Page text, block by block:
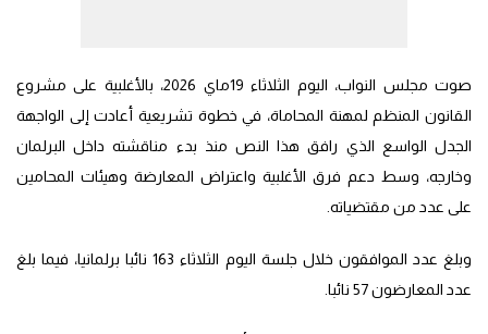
صوت مجلس النواب، اليوم الثلاثاء 19ماي 2026، بالأغلبية على مشروع
القانون المنظم لمهنة المحاماة، في خطوة تشريعية أعادت إلى الواجهة
الجدل الواسع الذي رافق هذا النص منذ بدء مناقشته داخل البرلمان
وخارجه، وسط دعم فرق الأغلبية واعتراض المعارضة وهيئات المحامين
على عدد من مقتضياته.
وبلغ عدد الموافقون خلال جلسة اليوم الثلاثاء 163 نائبا برلمانيا، فيما بلغ
عدد المعارضون 57 نائبا.